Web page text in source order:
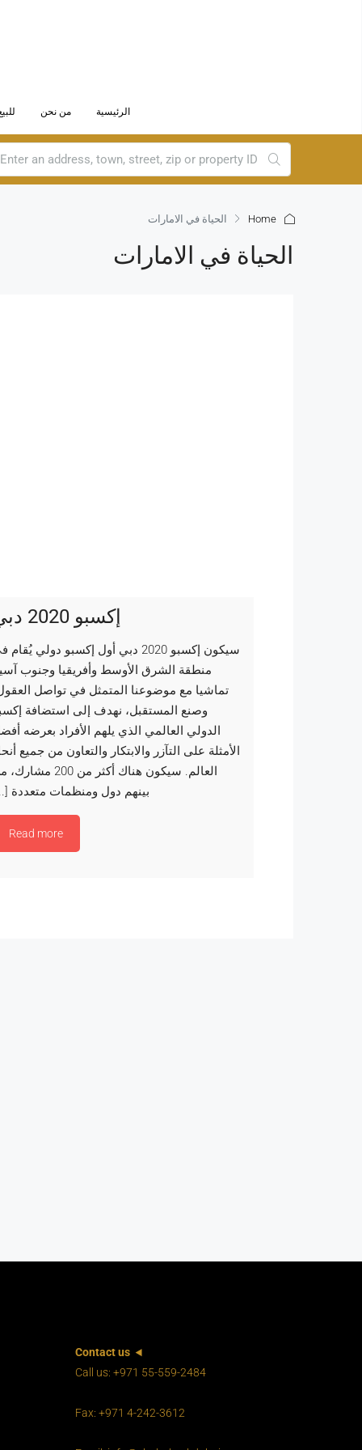
الرئيسية من نحن
Home الحياة في الامارات
الحياة في الامارات
إكسبو 2020 دبي
سيكون إكسبو 2020 دبي أول إكسبو دولي
منطقة الشرق الأوسط وأفريقيا وجنوب
تماشيا مع موضوعنا المتمثل في تواصل
وصنع المستقبل، نهدف إلى استضافة
الدولي العالمي الذي يلهم الأفراد بعرضه
الأمثلة على التآزر والابتكار والتعاون من جميع
العالم. سيكون هناك أكثر من 200
بينهم دول ومنظمات متعددة
Read more
Contact us
Call us: +971 55-559-2484
Fax: +971 4-242-3612